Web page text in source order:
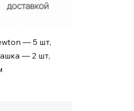
— 5 шт,
— 2 шт,